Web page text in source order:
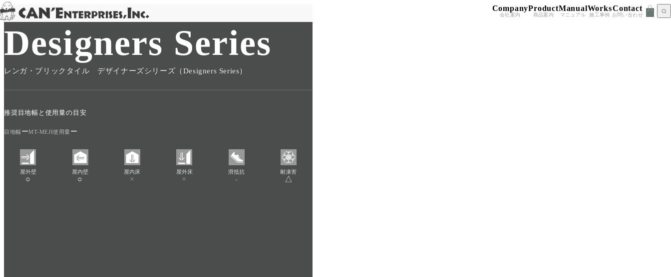
Skip to content Company
会社案内
Product
商品案内
Manual
マニュアル
Works
施工事例
Contact
お問い合わせ
TOP / PRODUCT / Designers Series
Designers Series
レンガ・ブリックタイル デザイナーズシリーズ（Designers Series）
推奨目地幅と使用量の目安
目地幅 ーMT-MEJI使用量ー
屋外壁
○
屋内壁
○
屋内床
×
屋外床
×
滑抵抗
-
耐凍害
△